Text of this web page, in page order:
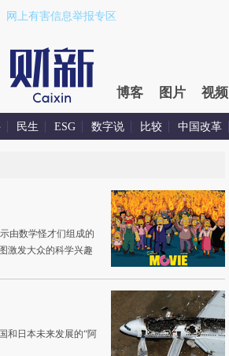
网上有害信息举报专区
博客 图片 视频
民生 ESG 数字说 比较 中国改革
由数学怪才们组成的
激发大众的科学兴趣
和日本未来发展的“阿